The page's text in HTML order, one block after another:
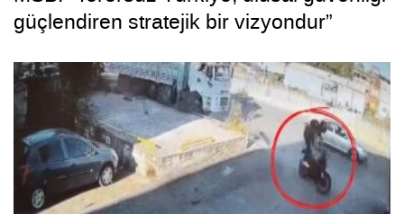
güçlendiren stratejik bir vizyondur”